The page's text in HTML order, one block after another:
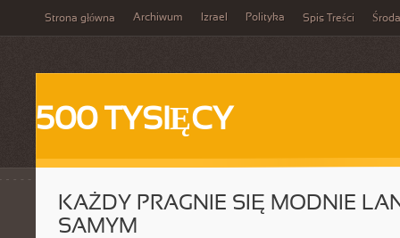
Strona główna Archiwum Izrael Polityka Spis Treści Środa
500 TYSIĘCY
KAŻDY PRAGNIE SIĘ MODNIE
SAMYM